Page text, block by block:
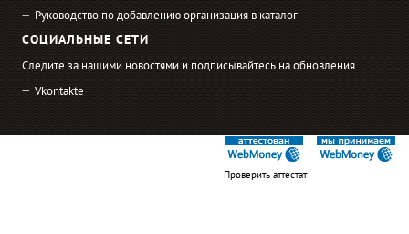
Руководство по добавлению организация в каталог
СОЦИАЛЬНЫЕ СЕТИ
Следите за нашими новостями и подписывайтесь на обновления
Vkontakte
Проверить аттестат